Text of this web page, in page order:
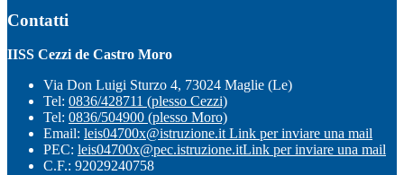
Contatti
IISS Cezzi de Castro Moro
Via Don Luigi Sturzo 4, 73024 Maglie (Le)
Tel: 0836/428711 (plesso Cezzi)
Tel: 0836/504900 (plesso Moro)
Email: leis04700x@istruzione.it Link per inviare una mail
PEC: leis04700x@pec.istruzione.itLink per inviare una mail
C.F.: 92029240758